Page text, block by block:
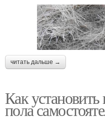
читать дальше →
Как
пола